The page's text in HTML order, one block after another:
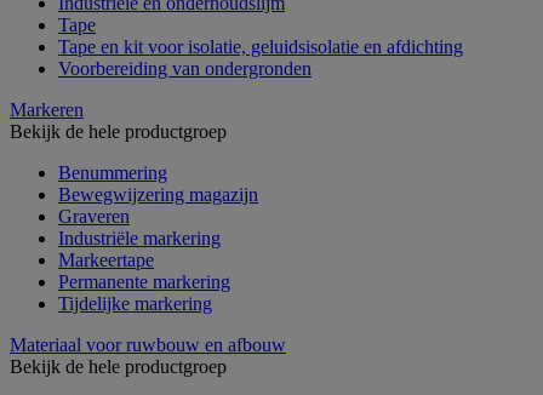
Tape
Tape en kit voor isolatie, geluidsisolatie en afdichting
Voorbereiding van ondergronden
Markeren
Bekijk de hele productgroep
Benummering
Bewegwijzering magazijn
Graveren
Industriële markering
Markeertape
Permanente markering
Tijdelijke markering
Materiaal voor ruwbouw en afbouw
Bekijk de hele productgroep